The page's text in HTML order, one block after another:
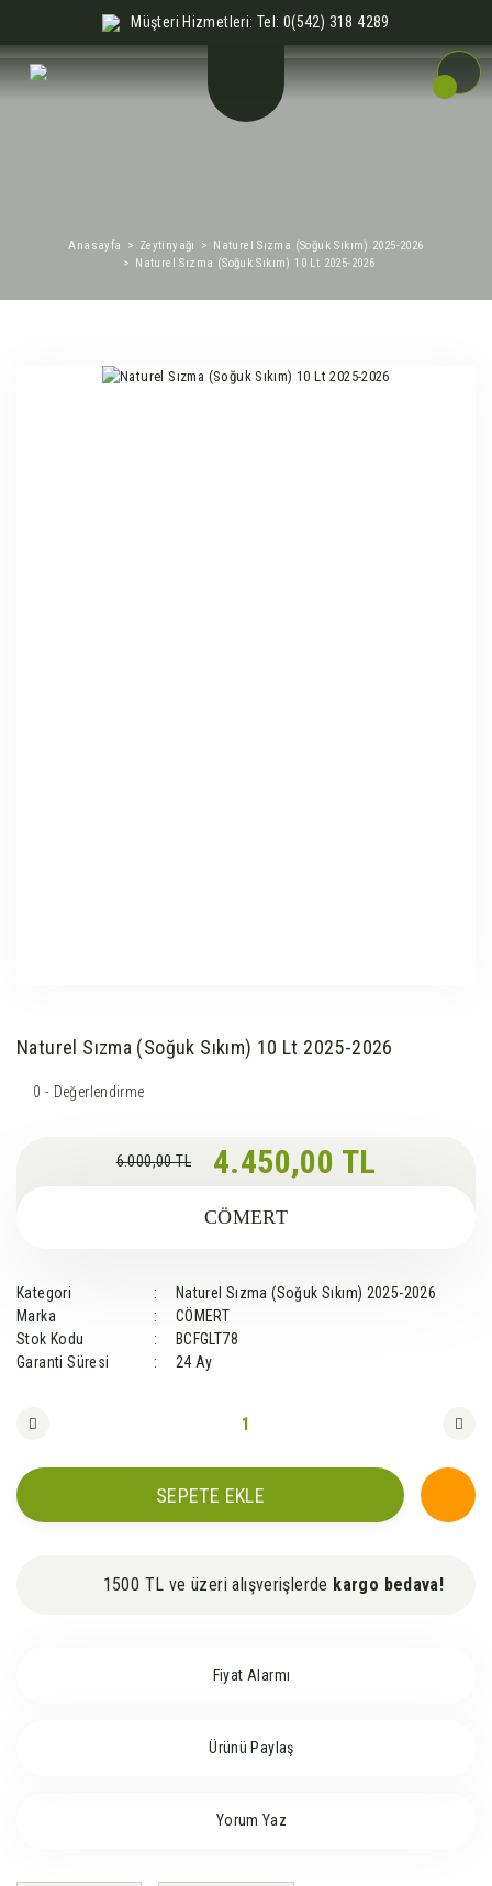
Müşteri Hizmetleri: Tel: 0(542) 318 4289
Anasayfa Zeytinyağı
Naturel Sızma (Soğuk Sıkım) 2025-2026
Naturel Sızma (Soğuk Sıkım) 10 Lt 2025-2026
Naturel Sızma (Soğuk Sıkım) 10 Lt 2025-2026
0 - Değerlendirme
6.000,00 TL 4.450,00 TL
CÖMERT
Kategori
Naturel Sızma (Soğuk Sıkım) 2025-2026
Marka
CÖMERT
Stok Kodu
BCFGLT78
Garanti Süresi
24 Ay
SEPETE EKLE
1500 TL ve üzeri alışverişlerde kargo bedava!
Fiyat Alarmı
Ürünü Paylaş
Yorum Yaz